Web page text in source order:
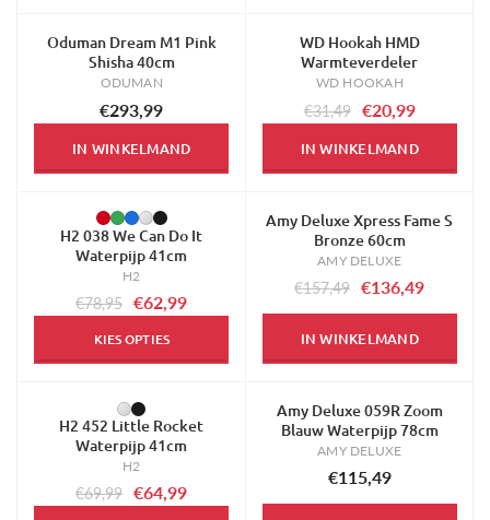
Oduman Dream M1 Pink
Shisha 40cm
ODUMAN
€293,99
IN WINKELMAND
WD Hookah HMD
Warmteverdeler
WD HOOKAH
€31,49 €20,99
IN WINKELMAND
H2 038 We Can Do It
Waterpijp 41cm
H2
€78,95 €62,99
KIES OPTIES
-13%
Amy Deluxe Xpress Fame S
Bronze 60cm
AMY DELUXE
€157,49 €136,49
IN WINKELMAND
H2 452 Little Rocket
Waterpijp 41cm
H2
€69,99 €64,99
Amy Deluxe 059R Zoom
Blauw Waterpijp 78cm
AMY DELUXE
€115,49